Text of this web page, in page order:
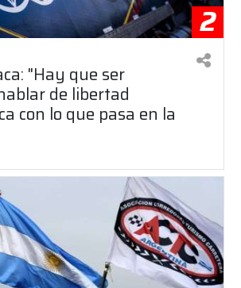
2
"Hay que ser
de libertad
con lo que pasa en la